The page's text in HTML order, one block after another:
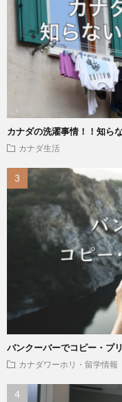
カナダの洗濯事情！！知ら
カナダ生活
バンクーバーでコピー・プ
カナダワーホリ・留学情報